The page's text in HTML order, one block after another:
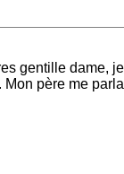
gentille dame,
père me